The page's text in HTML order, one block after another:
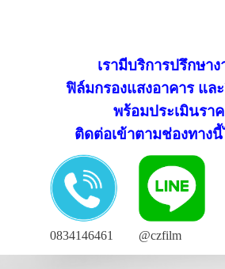
เรามีบริการปรึกษา
ฟิล์มกรองแสงอาคาร แล
พร้อมประเมินรา
ติดต่อเข้าตามช่องทางนี้
0834146461 @czfilm